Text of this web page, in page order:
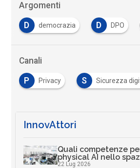
Argomenti
D democrazia D DPO
Canali
P Privacy S Sicurezza
InnovAttori
Quali competenze
physical AI nello
22 Lug 2026